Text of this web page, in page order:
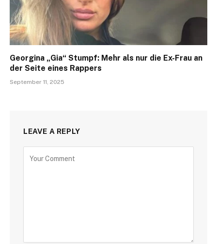
Georgina „Gia“ Stumpf: Mehr als nur die Ex-Frau an
der Seite eines Rappers
September 11, 2025
LEAVE A REPLY